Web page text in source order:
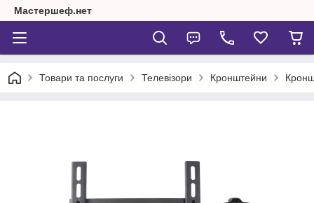
Мастершеф.нет
Товари та послуги Телевізори Кронштейни